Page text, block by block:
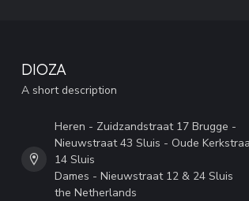
DIOZA
A short description
Heren - Zuidzandstraat 17 Brugge -
Nieuwstraat 43 Sluis - Oude
14 Sluis
Dames - Nieuwstraat 12 & 24 Sluis
the Netherlands